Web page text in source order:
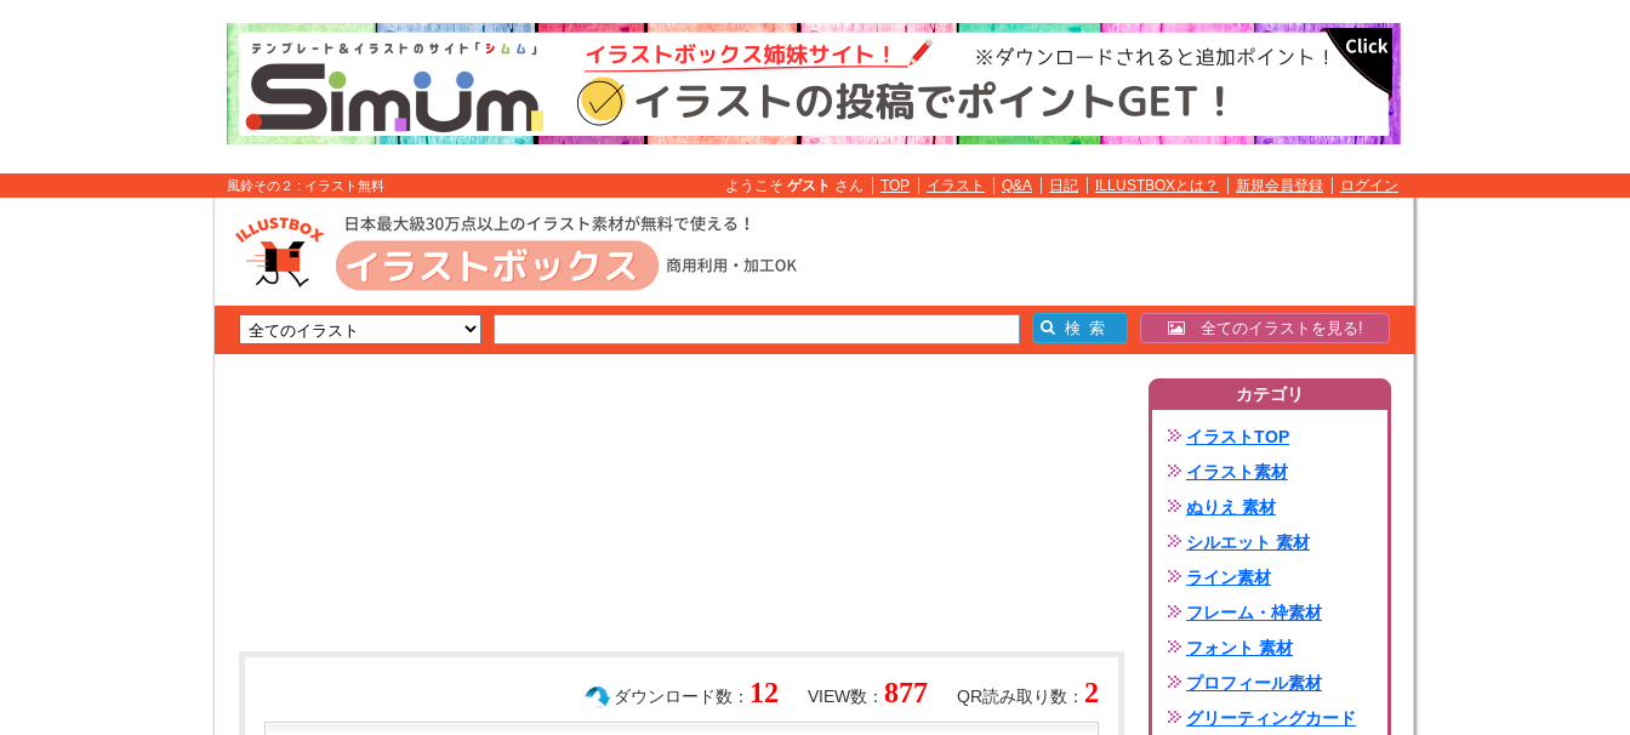
風鈴その２ : イラスト無料 ようこそ ゲスト さん TOP イラスト Q&A 日記 ILLUSTBOXとは？ 新規会員登録 ログイン
全てのイラストを見る!
QR読み取り数： 2
VIEW数： 877
ダウンロード数： 12
カテゴリ
イラストTOP
イラスト素材
ぬりえ 素材
シルエット 素材
ライン素材
フレーム・枠素材
フォント 素材
プロフィール素材
グリーティングカード